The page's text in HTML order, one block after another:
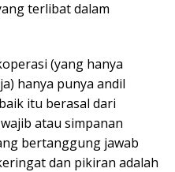
terlibat dalam
(yang hanya
hanya punya andil
itu berasal dari
atau simpanan
bertanggung jawab
dan pikiran adalah